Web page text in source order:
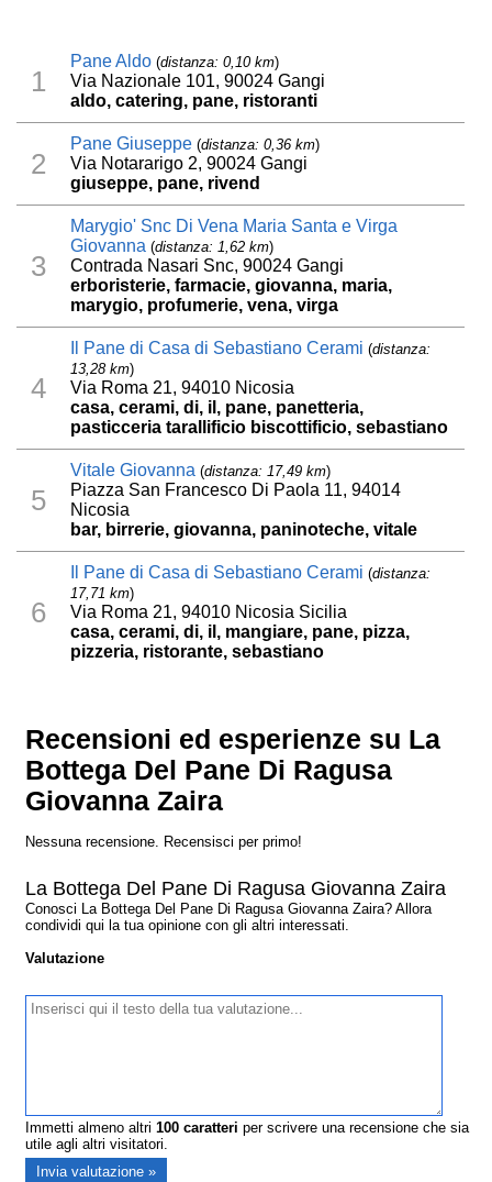
1
Pane Aldo (distanza: 0,10 km)
Via Nazionale 101, 90024 Gangi
aldo, catering, pane, ristoranti
2
Pane Giuseppe (distanza: 0,36 km)
Via Notararigo 2, 90024 Gangi
giuseppe, pane, rivend
3
Marygio' Snc Di Vena Maria Santa e Virga
Giovanna (distanza: 1,62 km)
Contrada Nasari Snc, 90024 Gangi
erboristerie, farmacie, giovanna, maria,
marygio, profumerie, vena, virga
4
Il Pane di Casa di Sebastiano Cerami (distanza:
13,28 km)
Via Roma 21, 94010 Nicosia
casa, cerami, di, il, pane, panetteria,
pasticceria tarallificio biscottificio, sebastiano
5
Vitale Giovanna (distanza: 17,49 km)
Piazza San Francesco Di Paola 11, 94014
Nicosia
bar, birrerie, giovanna, paninoteche, vitale
6
Il Pane di Casa di Sebastiano Cerami (distanza:
17,71 km)
Via Roma 21, 94010 Nicosia Sicilia
casa, cerami, di, il, mangiare, pane, pizza,
pizzeria, ristorante, sebastiano
Recensioni ed esperienze su La
Bottega Del Pane Di Ragusa
Giovanna Zaira
Nessuna recensione. Recensisci per primo!
La Bottega Del Pane Di Ragusa Giovanna Zaira
Conosci La Bottega Del Pane Di Ragusa Giovanna Zaira? Allora
condividi qui la tua opinione con gli altri interessati.
Valutazione
Immetti almeno altri100 caratteri per scrivere una recensione che sia
utile agli altri visitatori.